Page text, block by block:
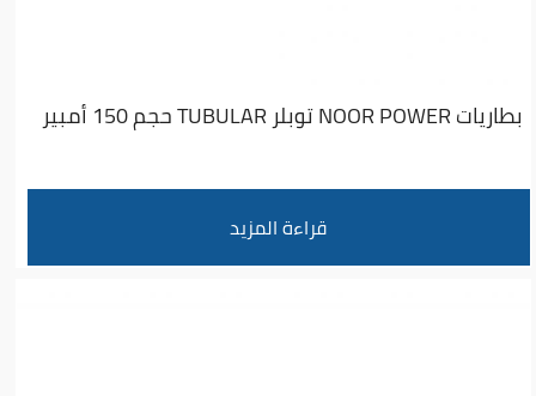
بطاريات NOOR POWER توبلر TUBULAR حجم 150 أمبير
قراءة المزيد